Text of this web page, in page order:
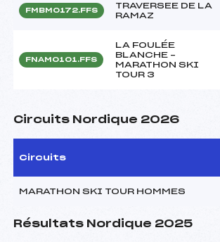
FMBM0172.FFS
TRAVERSEE DE LA
RAMAZ
FNAM0101.FFS
LA FOULÉE
BLANCHE –
MARATHON SKI
TOUR 3
Circuits Nordique 2026
Circuits
MARATHON SKI TOUR HOMMES
Résultats Nordique 2025